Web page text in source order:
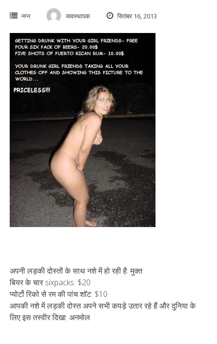
नग्न व्यवस्थापक सितंबर 16, 2013
अपनी लड़की दोस्तों के साथ नशे में हो रही है: मुक्त
बियर के चार sixpacks: $20
प्योर्टो रिको से रम की पांच शॉट: $10
आपकी नशे में लड़की दोस्त अपने सभी कपड़े उतार रहे हैं और दुनिया के
लिए इस तस्वीर दिखा: अनमोल